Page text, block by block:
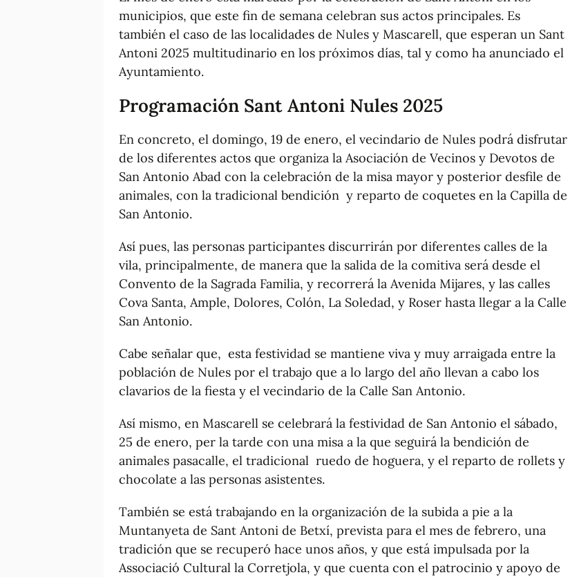
municipios, que este fin de semana celebran sus actos principales. Es
también el caso de las localidades de Nules y Mascarell, que esperan un Sant
Antoni 2025 multitudinario en los próximos días, tal y como ha anunciado el
Ayuntamiento.
Programación Sant Antoni Nules 2025
En concreto, el domingo, 19 de enero, el vecindario de Nules podrá disfrutar
de los diferentes actos que organiza la Asociación de Vecinos y Devotos de
San Antonio Abad con la celebración de la misa mayor y posterior desfile de
animales, con la tradicional bendición y reparto de coquetes en la Capilla de
San Antonio.
Así pues, las personas participantes discurrirán por diferentes calles de la
vila, principalmente, de manera que la salida de la comitiva será desde el
Convento de la Sagrada Familia, y recorrerá la Avenida Mijares, y las calles
Cova Santa, Ample, Dolores, Colón, La Soledad, y Roser hasta llegar a la Calle
San Antonio.
Cabe señalar que, esta festividad se mantiene viva y muy arraigada entre la
población de Nules por el trabajo que a lo largo del año llevan a cabo los
clavarios de la fiesta y el vecindario de la Calle San Antonio.
Así mismo, en Mascarell se celebrará la festividad de San Antonio el sábado,
25 de enero, per la tarde con una misa a la que seguirá la bendición de
animales pasacalle, el tradicional ruedo de hoguera, y el reparto de rollets y
chocolate a las personas asistentes.
También se está trabajando en la organización de la subida a pie a la
Muntanyeta de Sant Antoni de Betxí, prevista para el mes de febrero, una
tradición que se recuperó hace unos años, y que está impulsada por la
Associació Cultural la Corretjola, y que cuenta con el patrocinio y apoyo de